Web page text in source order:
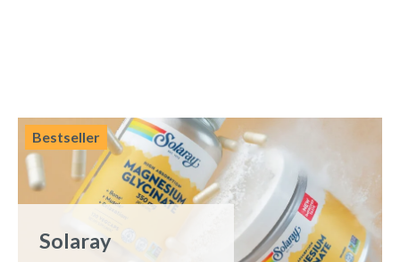
Bestseller
Solaray